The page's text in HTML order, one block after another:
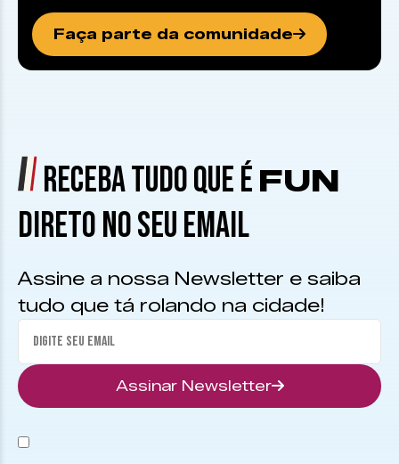
Faça parte da comunidade
RECEBA TUDO QUE É FUN
DIRETO NO SEU EMAIL
Assine a nossa Newsletter e saiba
tudo que tá rolando na cidade!
Assinar Newsletter